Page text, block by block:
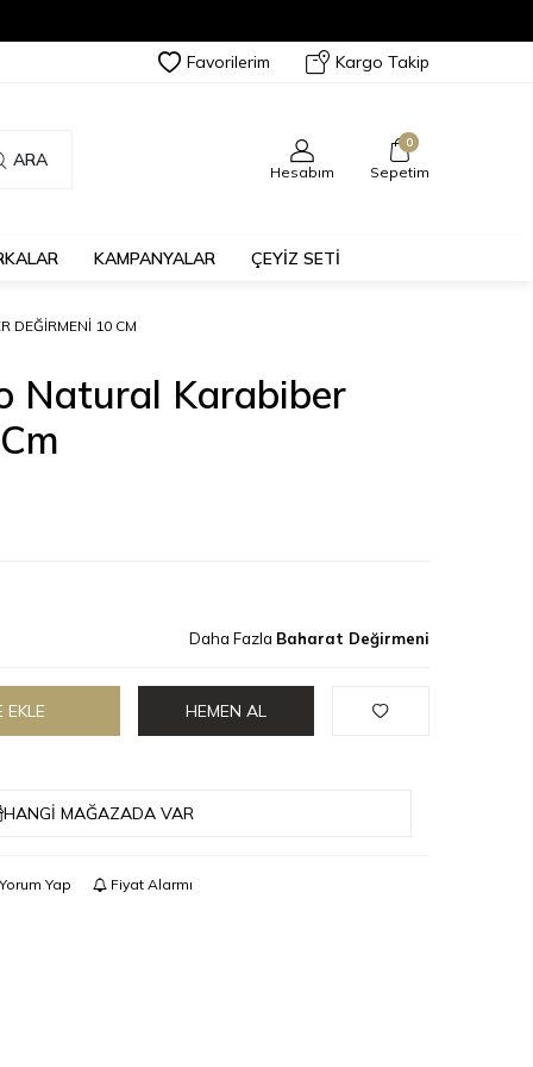
Favorilerim Kargo Takip
ARA
Hesabım
0
Sepetim
KAMPANYALAR ÇEYİZ SETİ
DEĞIRMENI 10 CM
Natural Karabiber
Daha Fazla Baharat Değirmeni
EKLE HEMEN AL
HANGI MAĞAZADA VAR
Yorum Yap Fiyat Alarmı